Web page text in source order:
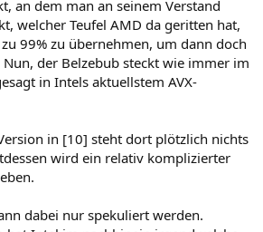
an dem man an seinem Verstand
welcher Teufel AMD da geritten hat,
99% zu übernehmen, um dann doch
der Belzebub steckt wie immer im
in Intels aktuellstem AVX-
in [10] steht dort plötzlich nichts
wird ein relativ komplizierter
dabei nur spekuliert werden.